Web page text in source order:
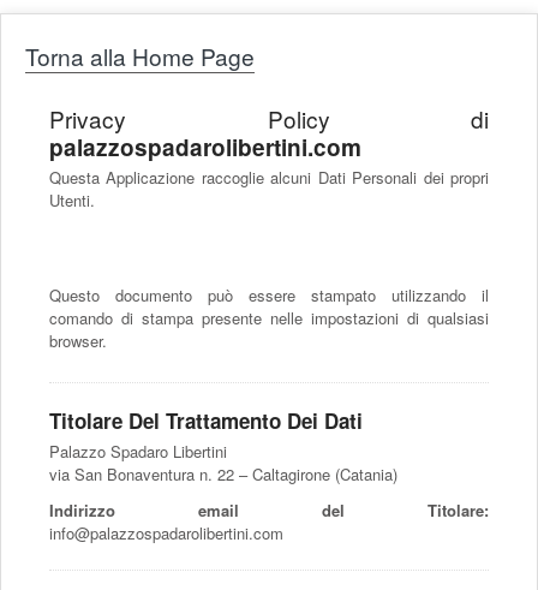
Torna alla Home Page
Privacy Policy di
palazzospadarolibertini.com
Questa Applicazione raccoglie alcuni Dati Personali dei propri
Utenti.
Questo documento può essere stampato utilizzando il
comando di stampa presente nelle impostazioni di qualsiasi
browser.
Titolare Del Trattamento Dei Dati
Palazzo Spadaro Libertini
via San Bonaventura n. 22 – Caltagirone (Catania)
Indirizzo email del Titolare:
info@palazzospadarolibertini.com